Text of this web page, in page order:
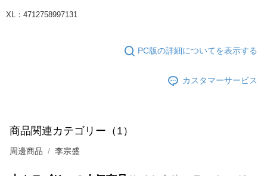
XL：4712758997131
PC版の詳細についてを表示する
カスタマーサービス
商品関連カテゴリー（1）
周邊商品 李宗盛